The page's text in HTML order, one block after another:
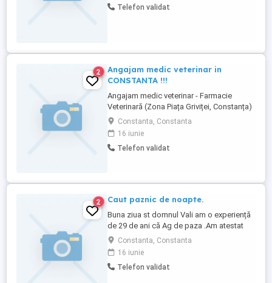
Telefon validat
2
Angajam medic veterinar in
CONSTANTA !!!
Angajam medic veterinar - Farmacie
Veterinară (Zona Piața Griviței, Constanța)
Căutăm un coleg pasionat și comunicativ
pentru a se alătura echipei noastre din
Constanța. Dacă iubești animalele și vrei
să îți dezvolți cariera alături de noi, te
Constanta, Constanta
16 iunie
Telefon validat
2 Caut paznic de noapte.
Buna ziua st domnul Vali am o experiență
de 29 de ani că Ag de paza .Am atestat
din 2005.Nu fumez nu beau nu am barba
și mustață și nu mă laud arat bine la
față.Am 64 de ani și mă simt foarte bine
pot sa mai lucrez încă 8ani .La anul ies la
Constanta, Constanta
16 iunie
Telefon validat